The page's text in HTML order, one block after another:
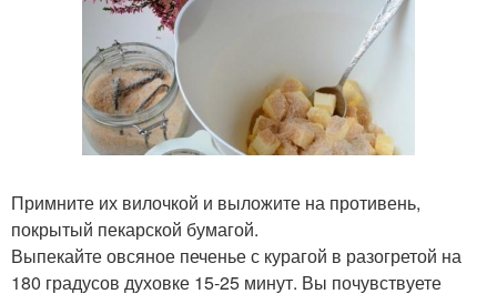
Примните их вилочкой и выложите на противень,
покрытый пекарской бумагой.
Выпекайте овсяное печенье с курагой в разогретой на
180 градусов духовке 15-25 минут. Вы почувствуете